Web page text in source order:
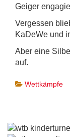
Geiger
Vergessen
KaDeWe und
Aber eine
auf.
Wettkämpfe